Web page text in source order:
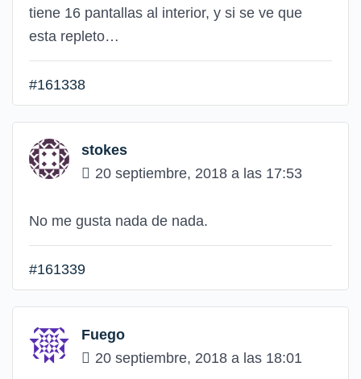
tiene 16 pantallas al interior, y si se ve que
esta repleto…
#161338
stokes
20 septiembre, 2018 a las 17:53
No me gusta nada de nada.
#161339
Fuego
20 septiembre, 2018 a las 18:01